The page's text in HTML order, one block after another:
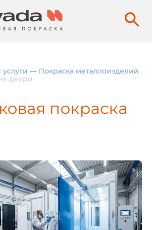
— Покраска металлоизделий
двери
покраска